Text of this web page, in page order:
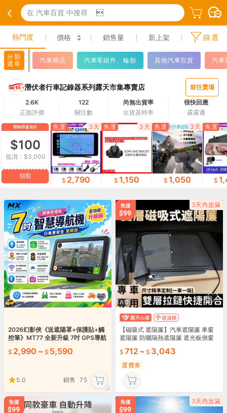
在 汽車百貨 中搜尋 
熱門度 價格 銷售量 新上架 篩選
分類
選單
汽車精品 汽車零組件、輪胎 其他汽車百貨 汽車
潛伏者行車記錄器系列露天市集專賣店
前往賣場
2.6K
正面評價
122
關注數
尚無出貨率
出貨及時率
很快回應
露露通
$100
低消：$3,000
領取
免運 3天
2,790
免運 3天
1,150
免運 3天
1,050
免運
2026幻影俠《送遮陽罩+保護貼+觸
控筆》MT77 全新升級 7吋 GPS導航
地圖2,990 ~ 5,590
5.0 銷售 75
AD
【磁吸式 遮陽簾】汽車遮陽簾 車窗
遮陽簾 防曬隔熱遮陽簾 遮光板側窗
712 ~ 3,043
運費券